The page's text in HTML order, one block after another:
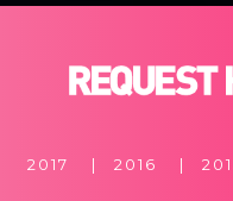
2017 2016